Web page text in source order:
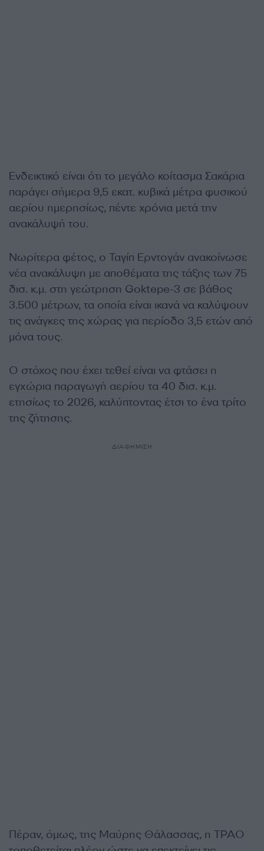
Ενδεικτικό είναι ότι το μεγάλο κοίτασμα Σακάρια
παράγει σήμερα 9,5 εκατ. κυβικά μέτρα φυσικού
αερίου ημερησίως, πέντε χρόνια μετά την
ανακάλυψή του.
Νωρίτερα φέτος, ο Ταγίπ Ερντογάν ανακοίνωσε
νέα ανακάλυψη με αποθέματα της τάξης των 75
δισ. κ.μ. στη γεώτρηση Goktepe-3 σε βάθος
3.500 μέτρων, τα οποία είναι ικανά να καλύψουν
τις ανάγκες της χώρας για περίοδο 3,5 ετών από
μόνα τους.
Ο στόχος που έχει τεθεί είναι να φτάσει η
εγχώρια παραγωγή αερίου τα 40 δισ. κ.μ.
ετησίως το 2026, καλύπτοντας έτσι το ένα τρίτο
της ζήτησης.
ΔΙΑΦΗΜΙΣΗ
Πέραν, όμως, της Μαύρης Θάλασσας, η ΤΡΑΟ